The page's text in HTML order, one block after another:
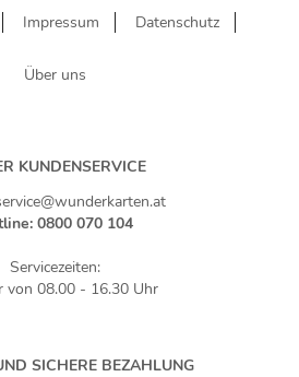
Impressum Datenschutz
Über uns
KUNDENSERVICE
0800 070 104
Servicezeiten:
von 08.00 - 16.30 Uhr
SICHERE BEZAHLUNG